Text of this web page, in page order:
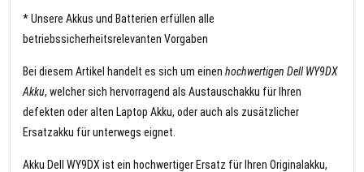
* Unsere Akkus und Batterien erfüllen alle
betriebssicherheitsrelevanten Vorgaben
Bei diesem Artikel handelt es sich um einen hochwertigen Dell WY9DX
Akku, welcher sich hervorragend als Austauschakku für Ihren
defekten oder alten Laptop Akku, oder auch als zusätzlicher
Ersatzakku für unterwegs eignet.
Akku Dell WY9DX ist ein hochwertiger Ersatz für Ihren Originalakku,